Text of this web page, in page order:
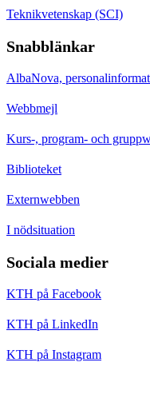
Teknikvetenskap (SCI)
Snabblänkar
AlbaNova,
Webbmejl
Kurs-, program- och
Biblioteket
Externwebben
I nödsituation
Sociala medier
KTH på Facebook
KTH på LinkedIn
KTH på Instagram